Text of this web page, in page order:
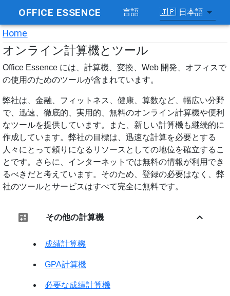
OFFICE ESSENCE 言語 🇯🇵 日本語
Home
オンライン計算機とツール
Office Essence には、計算機、変換、Web 開発、オフィスで
の使用のためのツールが含まれています。
弊社は、金融、フィットネス、健康、算数など、幅広い分野
で、迅速、徹底的、実用的、無料のオンライン計算機や便利
なツールを提供しています。また、新しい計算機も継続的に
作成しています。弊社の目標は、迅速な計算を必要とする
人々にとって頼りになるリソースとしての地位を確立するこ
とです。さらに、インターネットでは無料の情報が利用でき
るべきだと考えています。そのため、登録の必要はなく、弊
社のツールとサービスはすべて完全に無料です。
その他の計算機
成績計算機
GPA計算機
必要な成績計算機